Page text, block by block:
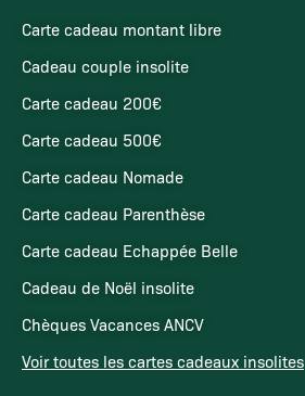
Carte cadeau montant libre
Cadeau couple insolite
Carte cadeau 200€
Carte cadeau 500€
Carte cadeau Nomade
Carte cadeau Parenthèse
Carte cadeau Echappée Belle
Cadeau de Noël insolite
Chèques Vacances ANCV
Voir toutes les cartes cadeaux insolites